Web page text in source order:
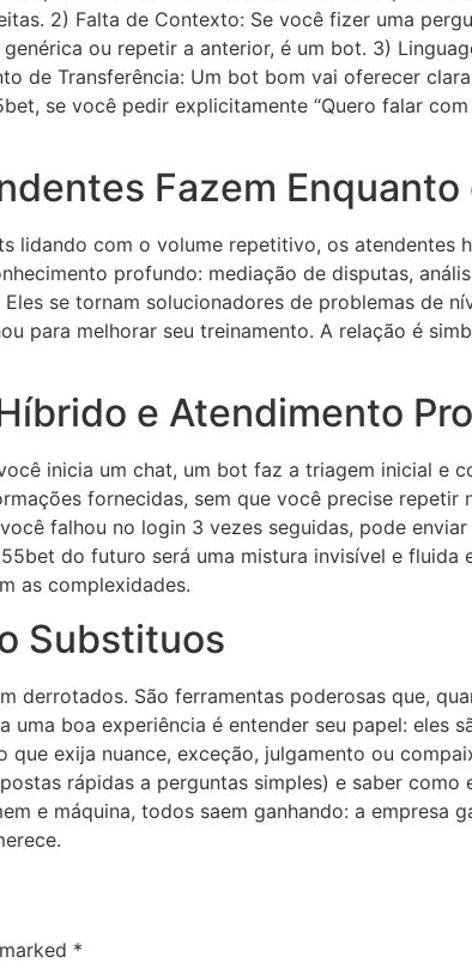
2) Falta de Contexto: Se você fizer uma
ou repetir a anterior, é um bot. 3)
de Transferência: Um bot bom vai oferecer
se você pedir explicitamente “Quero falar
Fazem
lidando com o volume repetitivo, os atendentes
profundo: mediação de disputas,
se tornam solucionadores de problemas de
para melhorar seu treinamento. A relação é
e Atendimento
inicia um chat, um bot faz a triagem inicial e
fornecidas, sem que você precise repetir
falhou no login 3 vezes seguidas, pode
do futuro será uma mistura invisível e fluida
as complexidades.
Substituos
derrotados. São ferramentas poderosas que,
boa experiência é entender seu papel: eles
exija nuance, exceção, julgamento ou
rápidas a perguntas simples) e saber como
e máquina, todos saem ganhando: a empresa
*